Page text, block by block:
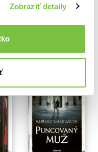
Zobraziť detaily
a krimi knihy